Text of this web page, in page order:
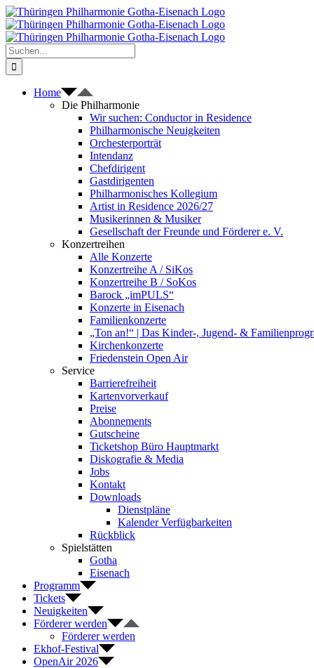
Zum
Inhalt
springen
Suche
nach:
Home
Die Philharmonie
Wir suchen: Conductor in Residence
Philharmonische Neuigkeiten
Orchesterporträt
Intendanz
Chefdirigent
Gastdirigenten
Philharmonisches Kollegium
Artist in Residence 2026/27
Musikerinnen & Musiker
Gesellschaft der Freunde und Förderer e. V.
Konzertreihen
Alle Konzerte
Konzertreihe A / SiKos
Konzertreihe B / SoKos
Barock „imPULS“
Konzerte in Eisenach
Familienkonzerte
„Ton an!“ | Das Kinder-, Jugend- &
Kirchenkonzerte
Friedenstein Open Air
Service
Barrierefreiheit
Kartenvorverkauf
Preise
Abonnements
Gutscheine
Ticketshop Büro Hauptmarkt
Diskografie & Media
Jobs
Kontakt
Downloads
Dienstpläne
Kalender Verfügbarkeiten
Rückblick
Spielstätten
Gotha
Eisenach
Programm
Tickets
Neuigkeiten
Förderer werden
Förderer werden
Ekhof-Festival
OpenAir 2026